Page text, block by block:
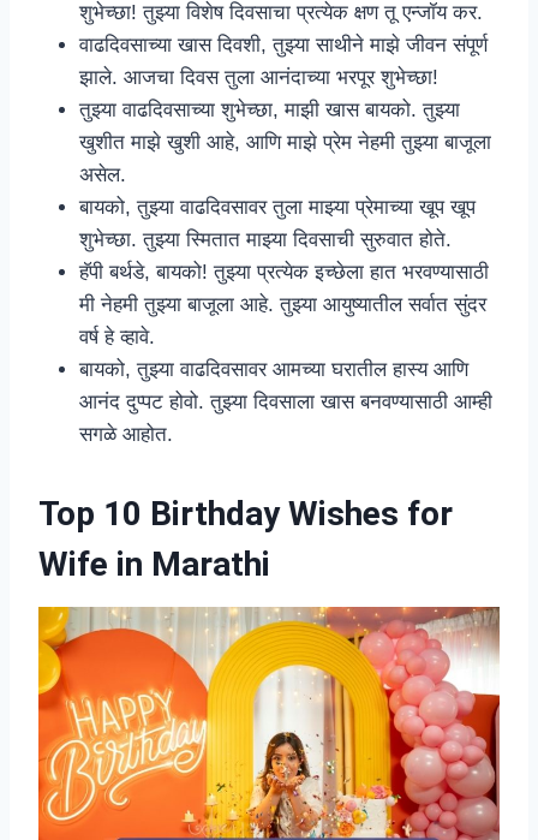
शुभेच्छा! तुझ्या विशेष दिवसाचा प्रत्येक क्षण तू एन्जॉय कर.
वाढदिवसाच्या खास दिवशी, तुझ्या साथीने माझे जीवन संपूर्ण
झाले. आजचा दिवस तुला आनंदाच्या भरपूर शुभेच्छा!
तुझ्या वाढदिवसाच्या शुभेच्छा, माझी खास बायको. तुझ्या
खुशीत माझे खुशी आहे, आणि माझे प्रेम नेहमी तुझ्या बाजूला
असेल.
बायको, तुझ्या वाढदिवसावर तुला माझ्या प्रेमाच्या खूप खूप
शुभेच्छा. तुझ्या स्मितात माझ्या दिवसाची सुरुवात होते.
हॅपी बर्थडे, बायको! तुझ्या प्रत्येक इच्छेला हात भरवण्यासाठी
मी नेहमी तुझ्या बाजूला आहे. तुझ्या आयुष्यातील सर्वात सुंदर
वर्ष हे व्हावे.
बायको, तुझ्या वाढदिवसावर आमच्या घरातील हास्य आणि
आनंद दुप्पट होवो. तुझ्या दिवसाला खास बनवण्यासाठी आम्ही
सगळे आहोत.
Top 10 Birthday Wishes for
Wife in Marathi